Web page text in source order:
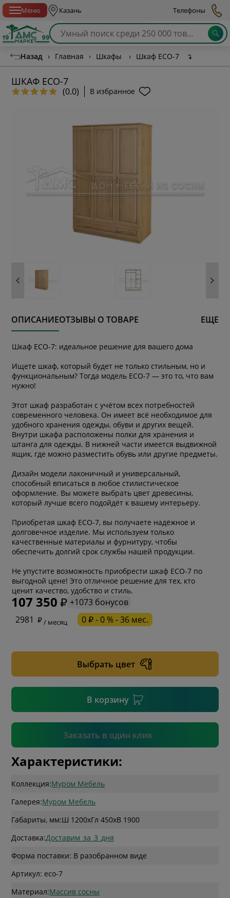
Меню Казань Телефоны
Назад › Главная › Шкафы › Шкаф ECO-7 ↴
ШКАФ ECO-7
(0.0) В избранное
ОПИСАНИЕОТЗЫВЫ О ТОВАРЕ ЕЩЕ
Шкаф ЕСО-7: идеальное решение для вашего дома
Ищете шкаф, который будет не только стильным, но и
функциональным? Тогда модель ЕСО-7 — это то, что вам
нужно!
Этот шкаф разработан с учётом всех потребностей
современного человека. Он имеет всё необходимое для
удобного хранения одежды, обуви и других вещей.
Внутри шкафа расположены полки для хранения и
штанга для одежды. В нижней части имеется выдвижной
ящик, где можно разместить обувь или другие предметы.
Дизайн модели лаконичный и универсальный,
способный вписаться в любое стилистическое
оформление. Вы можете выбрать цвет древесины,
который лучше всего подойдёт к вашему интерьеру.
Приобретая шкаф ЕСО-7, вы получаете надёжное и
долговечное изделие. Мы используем только
качественные материалы и фурнитуру, чтобы
обеспечить долгий срок службы нашей продукции.
Не упустите возможность приобрести шкаф ЕСО-7 по
выгодной цене! Это отличное решение для тех, кто
ценит качество, удобство и стиль.
107 350
+1073 бонусов
2981
/ месяц 0 ₽ - 0 % - 36 мес.
Выбрать цвет
В корзину
Заказать в один клик
* обязательное поле
Подтвердить
Характеристики:
Коллекция:Муром Мебель
Галерея:Муром Мебель
Габариты, мм:Ш 1200xГл 450xВ 1900
Доставка:Доставим_за_3_дня
Форма поставки: В разобранном виде
Артикул: eco-7
Материал:Массив сосны